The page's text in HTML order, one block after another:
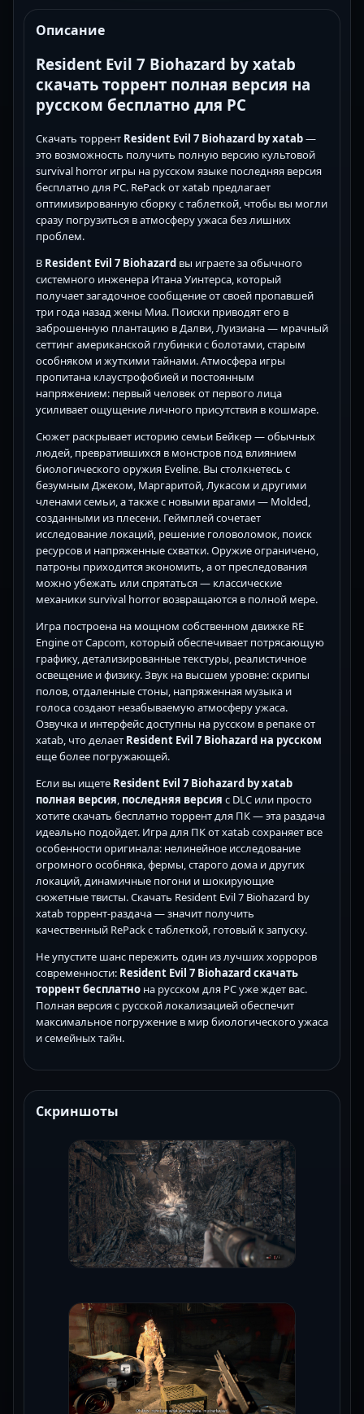
Описание
Resident Evil 7 Biohazard by xatab
скачать торрент полная версия на
русском бесплатно для PC
Скачать торрент Resident Evil 7 Biohazard by xatab—
это возможность получить полную версию культовой
survival horror игры на русском языке последняя версия
бесплатно для PC. RePack от xatab предлагает
оптимизированную сборку с таблеткой, чтобы вы могли
сразу погрузиться в атмосферу ужаса без лишних
проблем.
В Resident Evil 7 Biohazard вы играете за обычного
системного инженера Итана Уинтерса, который
получает загадочное сообщение от своей пропавшей
три года назад жены Миа. Поиски приводят его в
заброшенную плантацию в Далви, Луизиана — мрачный
сеттинг американской глубинки с болотами, старым
особняком и жуткими тайнами. Атмосфера игры
пропитана клаустрофобией и постоянным
напряжением: первый человек от первого лица
усиливает ощущение личного присутствия в кошмаре.
Сюжет раскрывает историю семьи Бейкер — обычных
людей, превратившихся в монстров под влиянием
биологического оружия Eveline. Вы столкнетесь с
безумным Джеком, Маргаритой, Лукасом и другими
членами семьи, а также с новыми врагами — Molded,
созданными из плесени. Геймплей сочетает
исследование локаций, решение головоломок, поиск
ресурсов и напряженные схватки. Оружие ограничено,
патроны приходится экономить, а от преследования
можно убежать или спрятаться — классические
механики survival horror возвращаются в полной мере.
Игра построена на мощном собственном движке RE
Engine от Capcom, который обеспечивает потрясающую
графику, детализированные текстуры, реалистичное
освещение и физику. Звук на высшем уровне: скрипы
полов, отдаленные стоны, напряженная музыка и
голоса создают незабываемую атмосферу ужаса.
Озвучка и интерфейс доступны на русском в репаке от
xatab, что делает Resident Evil 7 Biohazard на русском
еще более погружающей.
Если вы ищете Resident Evil 7 Biohazard by xatab
полная версия, последняя версия с DLC или просто
хотите скачать бесплатно торрент для ПК — эта раздача
идеально подойдет. Игра для ПК от xatab сохраняет все
особенности оригинала: нелинейное исследование
огромного особняка, фермы, старого дома и других
локаций, динамичные погони и шокирующие
сюжетные твисты. Скачать Resident Evil 7 Biohazard by
xatab торрент-раздача — значит получить
качественный RePack с таблеткой, готовый к запуску.
Не упустите шанс пережить один из лучших хорроров
современности: Resident Evil 7 Biohazard скачать
торрент бесплатно на русском для PC уже ждет вас.
Полная версия с русской локализацией обеспечит
максимальное погружение в мир биологического ужаса
и семейных тайн.
Скриншоты